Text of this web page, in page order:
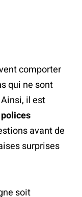
comporter
qui ne sont
il est
polices
avant de
surprises
soit